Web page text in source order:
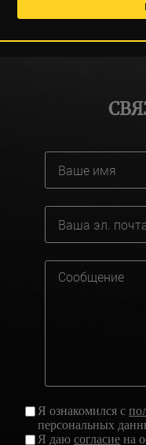
Я ознакомился с
персональных
Я даюсогласие на